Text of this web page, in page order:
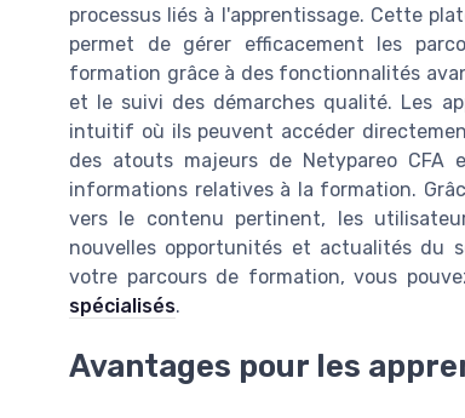
processus liés à l'apprentissage. Cette
permet de gérer efficacement les
formation grâce à des fonctionnalités
et le suivi des démarches qualité. Les
intuitif où ils peuvent accéder
des atouts majeurs de Netypareo
informations relatives à la formation.
vers le contenu pertinent, les
nouvelles opportunités et actualités du
votre parcours de formation, vous
spécialisés.
Avantages pour les